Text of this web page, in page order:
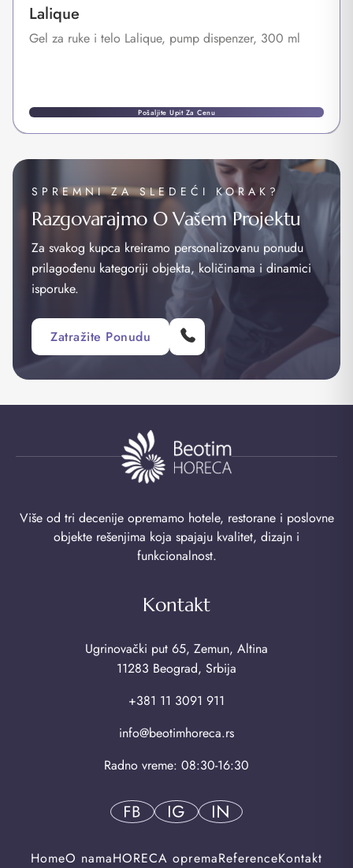
Lalique
Gel za ruke i telo Lalique, pump dispenzer, 300 ml
Pošaljite Upit Za Cenu
SPREMNI ZA SLEDEĆI KORAK?
Razgovarajmo O Vašem Projektu
Za svakog kupca kreiramo personalizovanu ponudu
prilagođenu kategoriji objekta, količinama i dinamici
isporuke.
Zatražite Ponudu
Više od tri decenije opremamo hotele, restorane i poslovne
objekte rešenjima koja spajaju kvalitet, dizajn i
funkcionalnost.
Kontakt
Ugrinovački put 65, Zemun, Altina
11283 Beograd, Srbija
+381 11 3091 911
info@beotimhoreca.rs
Radno vreme: 08:30-16:30
HomeO namaHORECA opremaReferenceKontakt